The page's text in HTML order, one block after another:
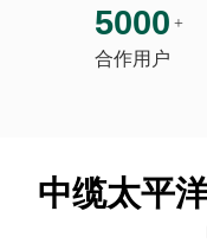
5000 +
合作用户
中缆太平